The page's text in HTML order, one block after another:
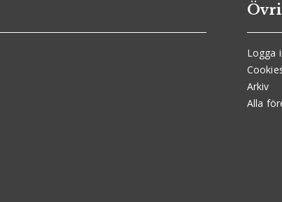
Logga
Arkiv
Alla